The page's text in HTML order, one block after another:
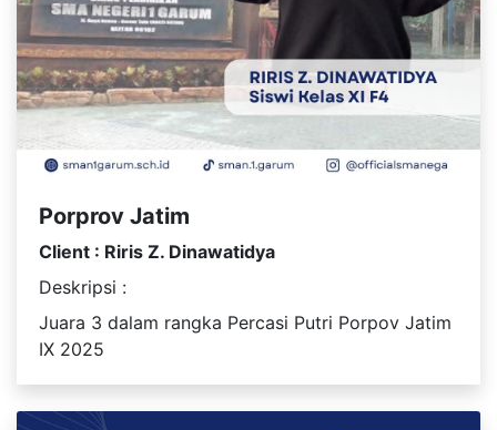
Porprov Jatim
Client : Riris Z. Dinawatidya
Deskripsi :
Juara 3 dalam rangka Percasi Putri Porpov Jatim
IX 2025